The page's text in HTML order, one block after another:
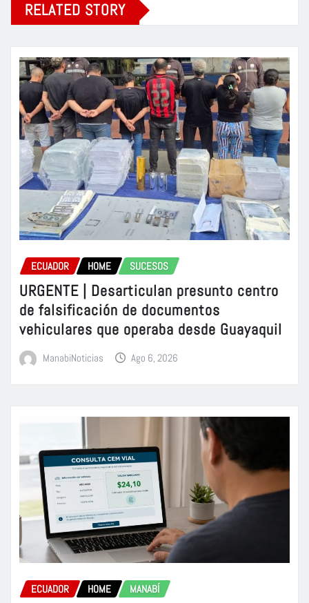
RELATED STORY
ECUADOR HOME SUCESOS
URGENTE | Desarticulan presunto centro
de falsificación de documentos
vehiculares que operaba desde Guayaquil
ManabiNoticias Ago 6, 2026
ECUADOR HOME MANABÍ